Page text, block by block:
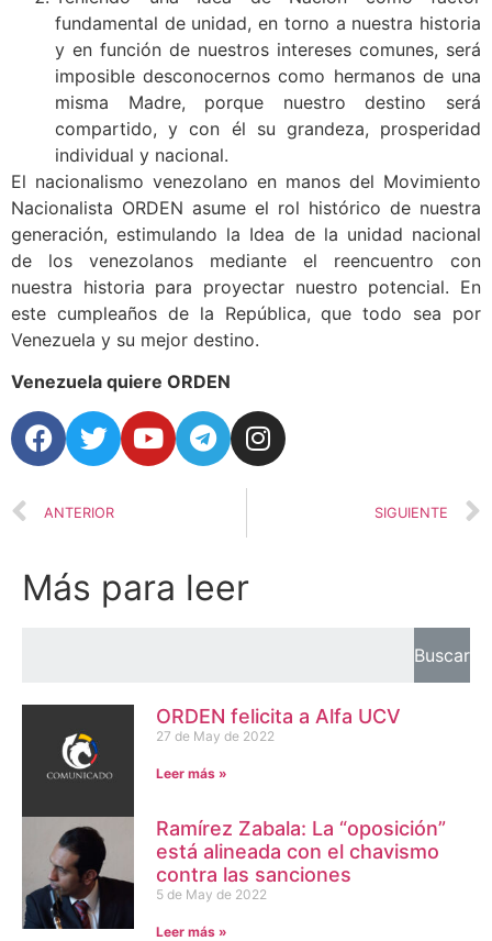
fundamental de unidad, en torno a nuestra historia
y en función de nuestros intereses comunes, será
imposible desconocernos como hermanos de una
misma Madre, porque nuestro destino será
compartido, y con él su grandeza, prosperidad
individual y nacional.
El nacionalismo venezolano en manos del Movimiento
Nacionalista ORDEN asume el rol histórico de nuestra
generación, estimulando la Idea de la unidad nacional
de los venezolanos mediante el reencuentro con
nuestra historia para proyectar nuestro potencial. En
este cumpleaños de la República, que todo sea por
Venezuela y su mejor destino.
Venezuela quiere ORDEN
ANTERIOR SIGUIENTE
Más para leer
Buscar
ORDEN felicita a Alfa UCV
27 de May de 2022
Leer más »
Ramírez Zabala: La “oposición”
está alineada con el chavismo
contra las sanciones
5 de May de 2022
Leer más »